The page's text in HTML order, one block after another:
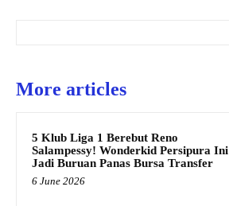
More articles
5 Klub Liga 1 Berebut Reno
Salampessy! Wonderkid Persipura Ini
Jadi Buruan Panas Bursa Transfer
6 June 2026